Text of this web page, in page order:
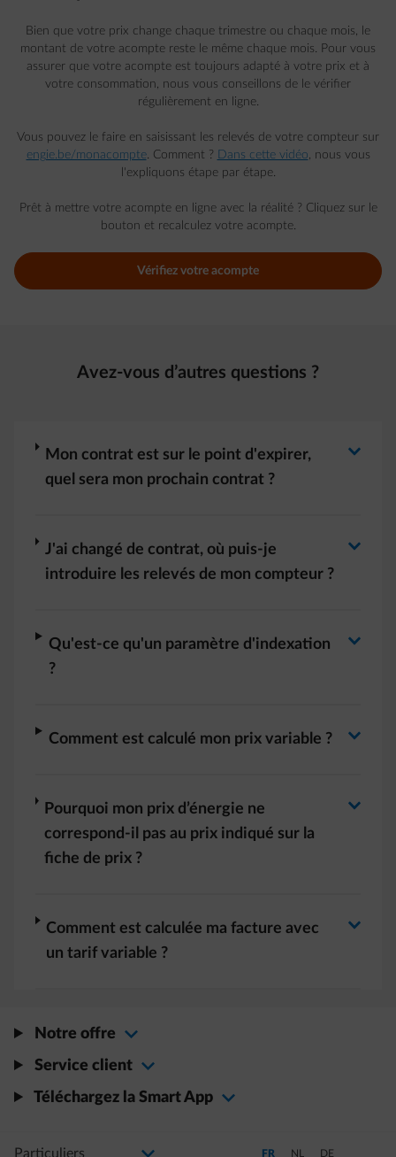
Bien que votre prix change chaque trimestre ou chaque mois, le
montant de votre acompte reste le même chaque mois. Pour vous
assurer que votre acompte est toujours adapté à votre prix et à
votre consommation, nous vous conseillons de le vérifier
régulièrement en ligne.
Vous pouvez le faire en saisissant les relevés de votre compteur sur
engie.be/monacompte. Comment ? Dans cette vidéo, nous vous
l'expliquons étape par étape.
Prêt à mettre votre acompte en ligne avec la réalité ? Cliquez sur le
bouton et recalculez votre acompte.
Vérifiez votre acompte
Avez-vous d’autres questions ?
Mon contrat est sur le point d'expirer,
quel sera mon prochain contrat ?
arrow-right
J'ai changé de contrat, où puis-je
introduire les relevés de mon compteur ?
arrow-right
Qu'est-ce qu'un paramètre d'indexation
?
arrow-right
Comment est calculé mon prix variable ? Basculer la réponse
arrow-right
Pourquoi mon prix d’énergie ne
correspond-il pas au prix indiqué sur la
fiche de prix ?
arrow-right
Comment est calculée ma facture avec
un tarif variable ?
arrow-right
Notre offre
Service client
Téléchargez la Smart App
Sélectionnez votre profil
La modification de la sélection permettra d'accéder à une nouvelle page
Passer en Français (Langue
FR Passer en Néerlandais
NL Passer en
DE